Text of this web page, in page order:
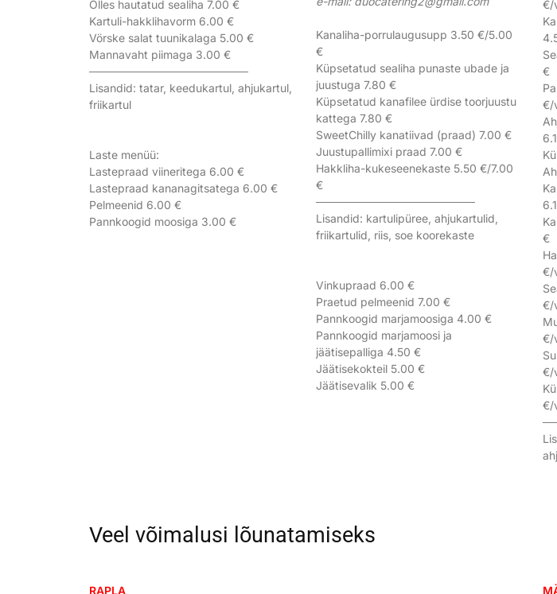
Õlles hautatud sealiha 7.00 €
Kartuli-hakklihavorm 6.00 €
Vörske salat tuunikalaga 5.00 €
Mannavaht piimaga 3.00 €
────────────────────
Lisandid: tatar, keedukartul, ahjukartul,
friikartul
Laste menüü:
Lastepraad viineritega 6.00 €
Lastepraad kananagitsatega 6.00 €
Pelmeenid 6.00 €
Pannkoogid moosiga 3.00 €
Kanaliha-porrulaugusupp 3.50 €/5.00
€
Küpsetatud sealiha punaste ubade ja
juustuga 7.80 €
Küpsetatud kanafilee ürdise toorjuustu
kattega 7.80 €
SweetChilly kanatiivad (praad) 7.00 €
Juustupallimixi praad 7.00 €
Hakkliha-kukeseenekaste 5.50 €/7.00
€
────────────────────
Lisandid: kartulipüree, ahjukartulid,
friikartulid, riis, soe koorekaste
Vinkupraad 6.00 €
Praetud pelmeenid 7.00 €
Pannkoogid marjamoosiga 4.00 €
Pannkoogid marjamoosi ja
jäätisepalliga 4.50 €
Jäätisekokteil 5.00 €
Jäätisevalik 5.00 €
€/
€
€/
€
€/
€/
€/
€/
€/
Veel võimalusi lõunatamiseks
RAPLA